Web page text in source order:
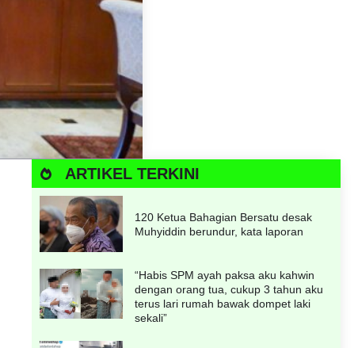
ARTIKEL TERKINI
120 Ketua Bahagian Bersatu desak
Muhyiddin berundur, kata laporan
“Habis SPM ayah paksa aku kahwin
dengan orang tua, cukup 3 tahun aku
terus lari rumah bawak dompet laki
sekali”